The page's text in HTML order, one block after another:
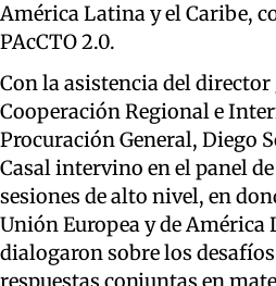
América Latina y el Caribe,
PAcCTO 2.0.
Con la asistencia del director
Cooperación Regional e
Procuración General, Diego
Casal intervino en el panel
sesiones de alto nivel, en
Unión Europea y de América
dialogaron sobre los